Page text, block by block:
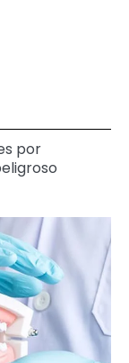
por